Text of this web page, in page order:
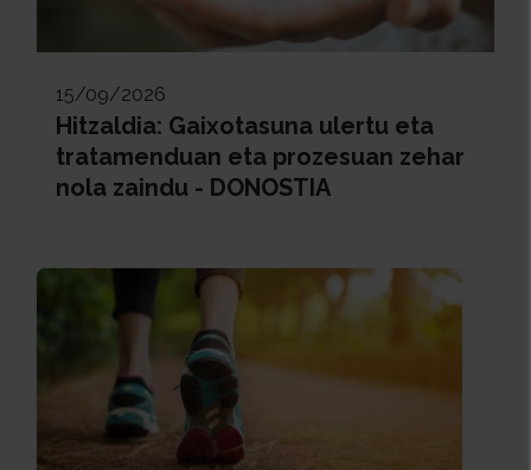
15/09/2026
Hitzaldia: Gaixotasuna ulertu eta
tratamenduan eta prozesuan zehar
nola zaindu - DONOSTIA